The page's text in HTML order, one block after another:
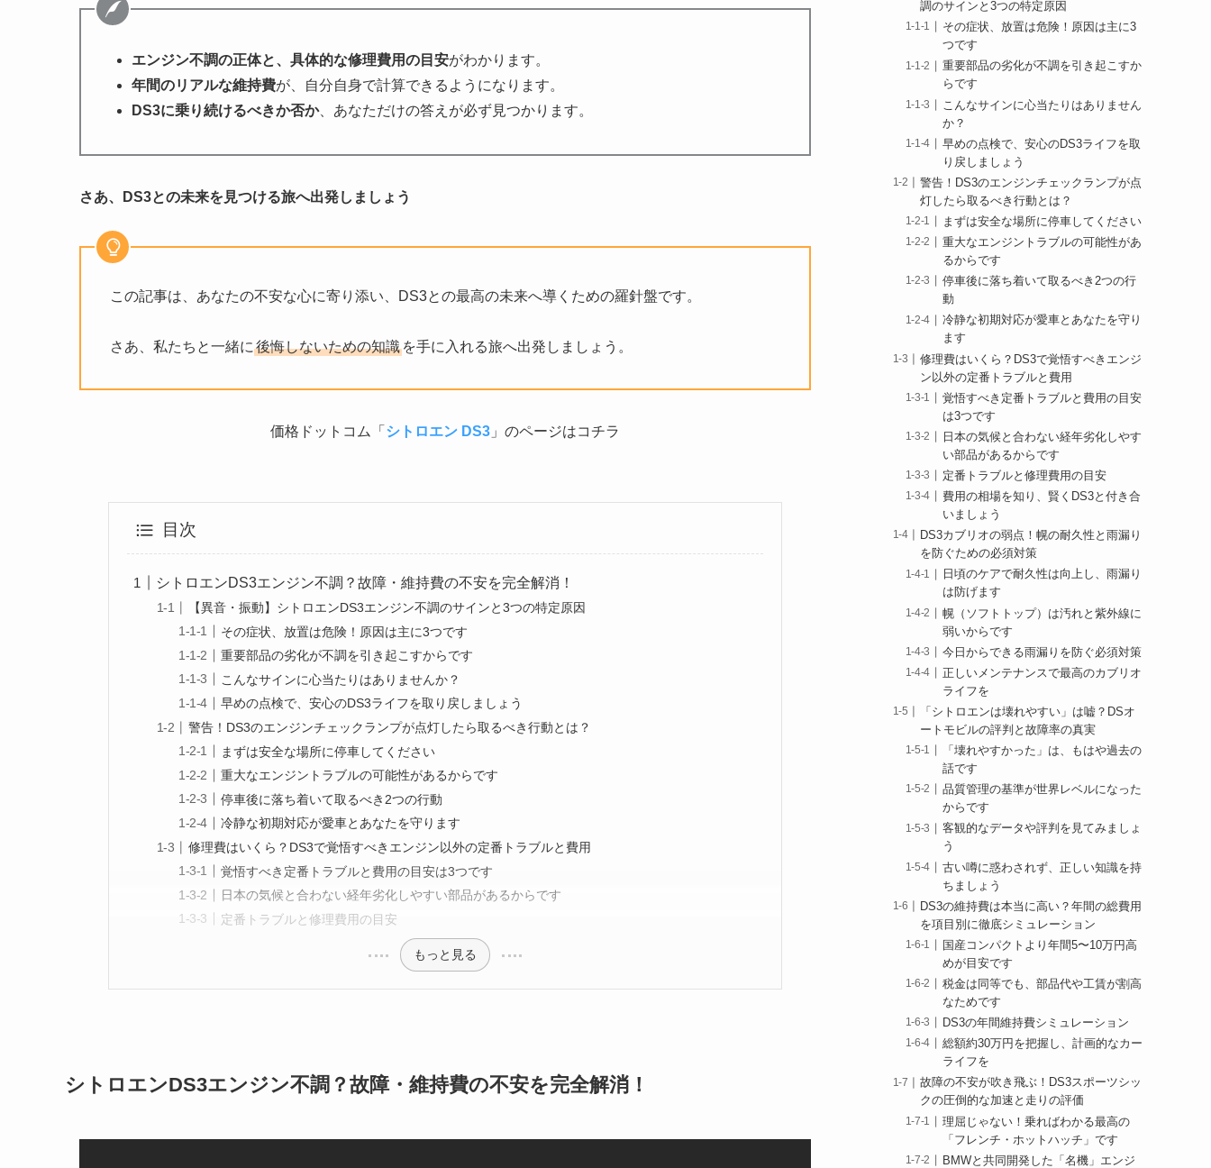
エンジン不調の正体と、具体的な修理費用の目安がわかります。
年間のリアルな維持費が、自分自身で計算できるようになります。
DS3に乗り続けるべきか否か、あなただけの答えが必ず見つかります。
さあ、DS3との未来を見つける旅へ出発しましょう
この記事は、あなたの不安な心に寄り添い、DS3との最高の未来へ導くための羅針盤です。
さあ、私たちと一緒に 後悔しないための知識 を手に入れる旅へ出発しましょう。
価格ドットコム「 シトロエン DS3 」のページはコチラ
目次
シトロエンDS3エンジン不調？故障・維持費の不安を完全解消！
【異音・振動】シトロエンDS3エンジン不調のサインと3つの特定原因
その症状、放置は危険！原因は主に3つです
重要部品の劣化が不調を引き起こすからです
こんなサインに心当たりはありませんか？
早めの点検で、安心のDS3ライフを取り戻しましょう
警告！DS3のエンジンチェックランプが点灯したら取るべき行動とは？
まずは安全な場所に停車してください
重大なエンジントラブルの可能性があるからです
停車後に落ち着いて取るべき2つの行動
冷静な初期対応が愛車とあなたを守ります
修理費はいくら？DS3で覚悟すべきエンジン以外の定番トラブルと費用
覚悟すべき定番トラブルと費用の目安は3つです
日本の気候と合わない経年劣化しやすい部品があるからです
定番トラブルと修理費用の目安
もっと見る
シトロエンDS3エンジン不調？故障・維持費の不安を完全解消！
調のサインと3つの特定原因
その症状、放置は危険！原因は主に3
つです
重要部品の劣化が不調を引き起こすか
らです
こんなサインに心当たりはありません
か？
早めの点検で、安心のDS3ライフを取
り戻しましょう
警告！DS3のエンジンチェックランプが点
灯したら取るべき行動とは？
まずは安全な場所に停車してください
重大なエンジントラブルの可能性があ
るからです
停車後に落ち着いて取るべき2つの行
動
冷静な初期対応が愛車とあなたを守り
ます
修理費はいくら？DS3で覚悟すべきエンジ
ン以外の定番トラブルと費用
覚悟すべき定番トラブルと費用の目安
は3つです
日本の気候と合わない経年劣化しやす
い部品があるからです
定番トラブルと修理費用の目安
費用の相場を知り、賢くDS3と付き合
いましょう
DS3カブリオの弱点！幌の耐久性と雨漏り
を防ぐための必須対策
日頃のケアで耐久性は向上し、雨漏り
は防げます
幌（ソフトトップ）は汚れと紫外線に
弱いからです
今日からできる雨漏りを防ぐ必須対策
正しいメンテナンスで最高のカブリオ
ライフを
「シトロエンは壊れやすい」は嘘？DSオ
ートモビルの評判と故障率の真実
「壊れやすかった」は、もはや過去の
話です
品質管理の基準が世界レベルになった
からです
客観的なデータや評判を見てみましょ
う
古い噂に惑わされず、正しい知識を持
ちましょう
DS3の維持費は本当に高い？年間の総費用
を項目別に徹底シミュレーション
国産コンパクトより年間5〜10万円高
めが目安です
税金は同等でも、部品代や工賃が割高
なためです
DS3の年間維持費シミュレーション
総額約30万円を把握し、計画的なカー
ライフを
故障の不安が吹き飛ぶ！DS3スポーツシッ
クの圧倒的な加速と走りの評価
理屈じゃない！乗ればわかる最高の
「フレンチ・ホットハッチ」です
BMWと共同開発した「名機」エンジ